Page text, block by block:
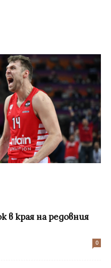
в края на редовния
0